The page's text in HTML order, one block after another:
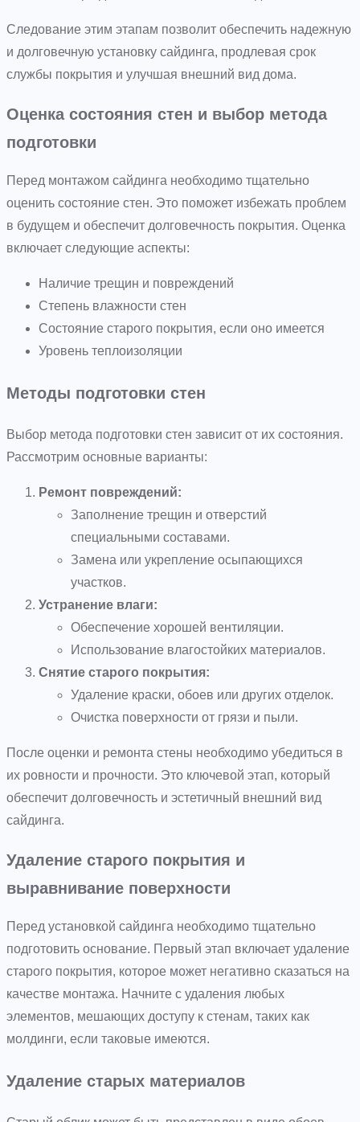
Следование этим этапам позволит обеспечить надежную
и долговечную установку сайдинга, продлевая срок
службы покрытия и улучшая внешний вид дома.
Оценка состояния стен и выбор метода
подготовки
Перед монтажом сайдинга необходимо тщательно
оценить состояние стен. Это поможет избежать проблем
в будущем и обеспечит долговечность покрытия. Оценка
включает следующие аспекты:
Наличие трещин и повреждений
Степень влажности стен
Состояние старого покрытия, если оно имеется
Уровень теплоизоляции
Методы подготовки стен
Выбор метода подготовки стен зависит от их состояния.
Рассмотрим основные варианты:
Ремонт повреждений:
Заполнение трещин и отверстий
специальными составами.
Замена или укрепление осыпающихся
участков.
Устранение влаги:
Обеспечение хорошей вентиляции.
Использование влагостойких материалов.
Снятие старого покрытия:
Удаление краски, обоев или других отделок.
Очистка поверхности от грязи и пыли.
После оценки и ремонта стены необходимо убедиться в
их ровности и прочности. Это ключевой этап, который
обеспечит долговечность и эстетичный внешний вид
сайдинга.
Удаление старого покрытия и
выравнивание поверхности
Перед установкой сайдинга необходимо тщательно
подготовить основание. Первый этап включает удаление
старого покрытия, которое может негативно сказаться на
качестве монтажа. Начните с удаления любых
элементов, мешающих доступу к стенам, таких как
молдинги, если таковые имеются.
Удаление старых материалов